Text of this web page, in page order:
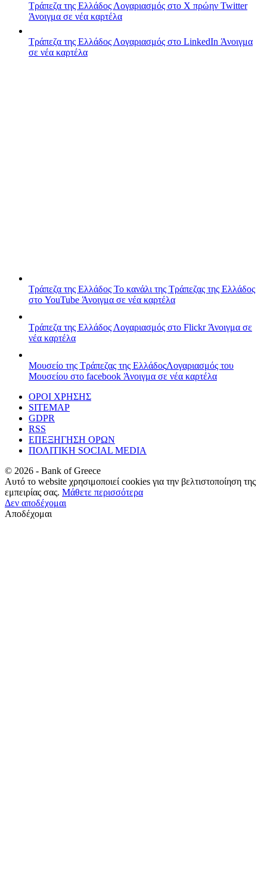
Τράπεζα της ΕλλάδοςΛογαριασμός στο X πρώην Twitter
Άνοιγμα σε νέα καρτέλα
Τράπεζα της ΕλλάδοςΛογαριασμός στο LinkedIn Άνοιγμα
σε νέα καρτέλα
Τράπεζα της Ελλάδος Το κανάλι της Τράπεζας της Ελλάδος
στο YouTube Άνοιγμα σε νέα καρτέλα
Τράπεζα της Ελλάδος Λογαριασμός στο FlickrΆνοιγμα σε
νέα καρτέλα
Μουσείο της Τράπεζας της ΕλλάδοςΛογαριασμός του
Μουσείου στο facebook Άνοιγμα σε νέα καρτέλα
ΟΡΟΙ ΧΡΗΣΗΣ
SITEMAP
GDPR
RSS
ΕΠΕΞΗΓΗΣΗ ΟΡΩΝ
ΠΟΛΙΤΙΚΗ SOCIAL MEDIA
© 2026 - Bank of Greece
Αυτό το website χρησιμοποιεί cookies για την βελτιστοποίηση της
εμπειρίας σας. Μάθετε περισσότερα
Δεν αποδέχομαι
Αποδέχομαι